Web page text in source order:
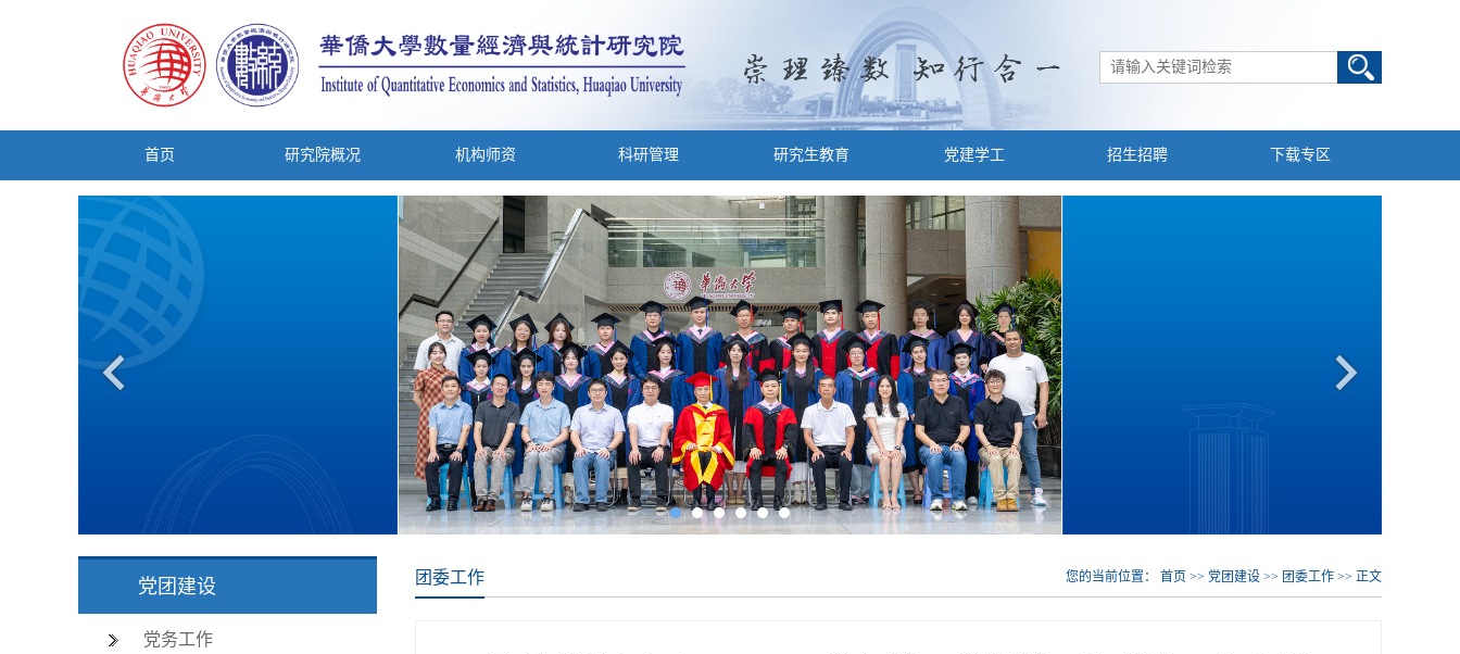
首页 研究院概况 机构师资 科研管理 研究生教育 党建学工 招生招聘 下载专区
党团建设
党务工作
团委工作 您的当前位置： 首页 >> 党团建设 >> 团委工作 >> 正文